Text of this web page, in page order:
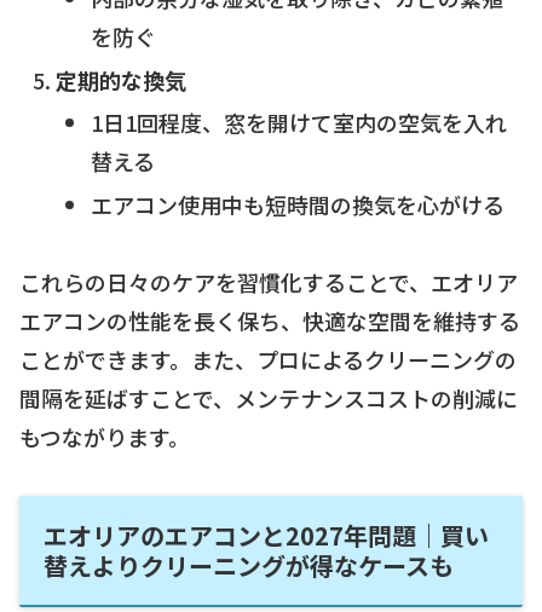
を防ぐ
定期的な換気
1日1回程度、窓を開けて室内の空気を入れ
替える
エアコン使用中も短時間の換気を心がける
これらの日々のケアを習慣化することで、エオリア
エアコンの性能を長く保ち、快適な空間を維持する
ことができます。また、プロによるクリーニングの
間隔を延ばすことで、メンテナンスコストの削減に
もつながります。
エオリアのエアコンと2027年問題｜買い
替えよりクリーニングが得なケースも